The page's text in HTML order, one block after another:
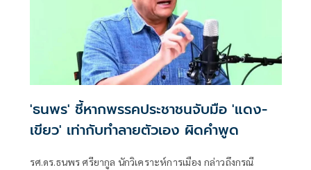
'ธนพร' ชี้หากพรรคประชาชนจับมือ 'แดง-
เขียว' เท่ากับทำลายตัวเอง ผิดคำพูด
รศ.ดร.ธนพร ศรียากูล นักวิเคราะห์การเมือง กล่าวถึงกรณี